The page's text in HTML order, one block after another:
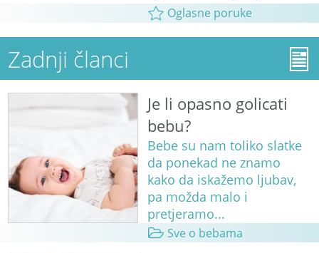
Oglasne poruke
Zadnji članci
Je li opasno golicati
bebu?
Bebe su nam toliko slatke
da ponekad ne znamo
kako da iskažemo ljubav,
pa možda malo i
pretjeramo...
Sve o bebama